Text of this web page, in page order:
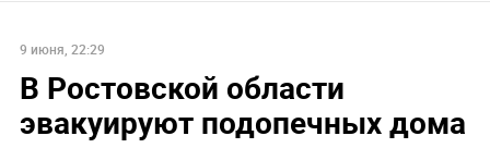
9 июня, 22:29
В Ростовской области
эвакуируют подопечных дома